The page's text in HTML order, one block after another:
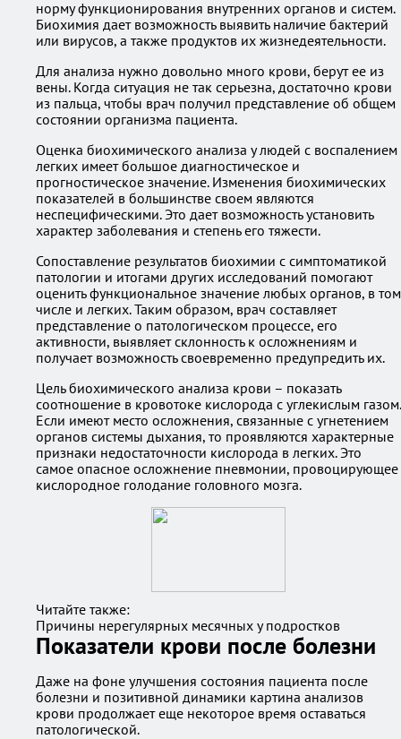
норму функционирования внутренних органов и систем.
Биохимия дает возможность выявить наличие бактерий
или вирусов, а также продуктов их жизнедеятельности.
Для анализа нужно довольно много крови, берут ее из
вены. Когда ситуация не так серьезна, достаточно крови
из пальца, чтобы врач получил представление об общем
состоянии организма пациента.
Оценка биохимического анализа у людей с воспалением
легких имеет большое диагностическое и
прогностическое значение. Изменения биохимических
показателей в большинстве своем являются
неспецифическими. Это дает возможность установить
характер заболевания и степень его тяжести.
Сопоставление результатов биохимии с симптоматикой
патологии и итогами других исследований помогают
оценить функциональное значение любых органов, в том
числе и легких. Таким образом, врач составляет
представление о патологическом процессе, его
активности, выявляет склонность к осложнениям и
получает возможность своевременно предупредить их.
Цель биохимического анализа крови – показать
соотношение в кровотоке кислорода с углекислым газом.
Если имеют место осложнения, связанные с угнетением
органов системы дыхания, то проявляются характерные
признаки недостаточности кислорода в легких. Это
самое опасное осложнение пневмонии, провоцирующее
кислородное голодание головного мозга.
Читайте также:
Причины нерегулярных месячных у подростков
Показатели крови после болезни
Даже на фоне улучшения состояния пациента после
болезни и позитивной динамики картина анализов
крови продолжает еще некоторое время оставаться
патологической.